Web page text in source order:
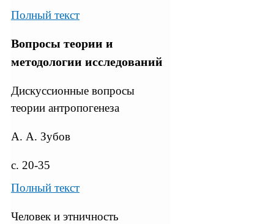
Полный текст
Вопросы теории и
методологии исследований
Дискуссионные вопросы
теории антропогенеза
А. А. Зубов
с. 20-35
Полный текст
Человек и этничность